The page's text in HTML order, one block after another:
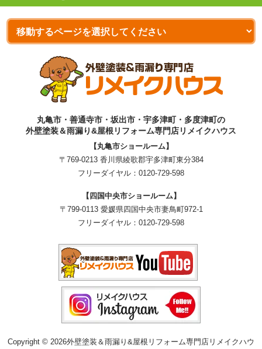
丸亀市・善通寺市・坂出市・宇多津町・多度津町の
外壁塗装＆雨漏り&屋根リフォーム専門店リメイクハウス
【丸亀市ショールーム】
〒769-0213 香川県綾歌郡宇多津町東分384
フリーダイヤル： 0120-729-598
【四国中央市ショールーム】
〒799-0113 愛媛県四国中央市妻鳥町972-1
フリーダイヤル： 0120-729-598
Copyright © 2026外壁塗装＆雨漏り&屋根リフォーム専門店リメイクハウ